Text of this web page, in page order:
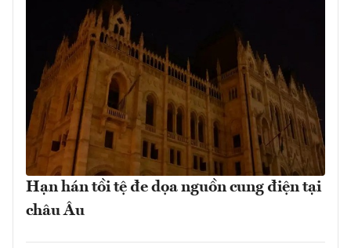
Hạn hán tồi tệ đe dọa nguồn cung điện tại
châu Âu